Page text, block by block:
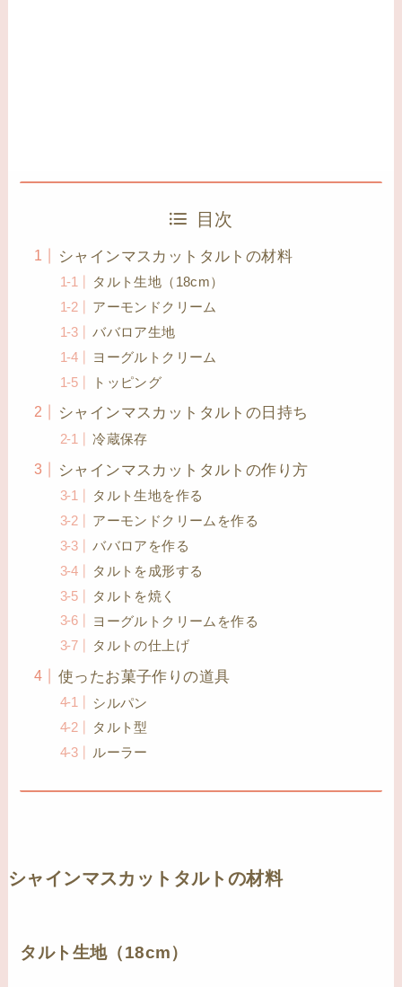
目次
シャインマスカットタルトの材料
タルト生地（18cm）
アーモンドクリーム
ババロア生地
ヨーグルトクリーム
トッピング
シャインマスカットタルトの日持ち
冷蔵保存
シャインマスカットタルトの作り方
タルト生地を作る
アーモンドクリームを作る
ババロアを作る
タルトを成形する
タルトを焼く
ヨーグルトクリームを作る
タルトの仕上げ
使ったお菓子作りの道具
シルパン
タルト型
ルーラー
シャインマスカットタルトの材料
タルト生地（18cm）